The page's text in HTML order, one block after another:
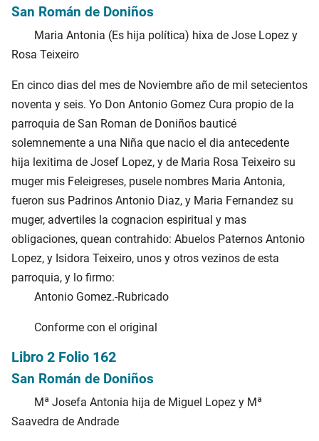
San Román de Doniños
Maria Antonia (Es hija política) hixa de Jose Lopez y
Rosa Teixeiro
En cinco dias del mes de Noviembre año de mil setecientos
noventa y seis. Yo Don Antonio Gomez Cura propio de la
parroquia de San Roman de Doniños bauticé
solemnemente a una Niña que nacio el dia antecedente
hija lexitima de Josef Lopez, y de Maria Rosa Teixeiro su
muger mis Feleigreses, pusele nombres Maria Antonia,
fueron sus Padrinos Antonio Diaz, y Maria Fernandez su
muger, advertiles la cognacion espiritual y mas
obligaciones, quean contrahido: Abuelos Paternos Antonio
Lopez, y Isidora Teixeiro, unos y otros vezinos de esta
parroquia, y lo firmo:
Antonio Gomez.-Rubricado
Conforme con el original
Libro 2 Folio 162
San Román de Doniños
Mª Josefa Antonia hija de Miguel Lopez y Mª
Saavedra de Andrade